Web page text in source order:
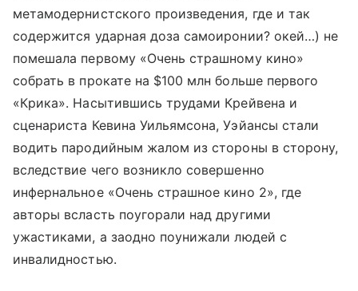
метамодернистского произведения, где и так
содержится ударная доза самоиронии? окей…) не
помешала первому «Очень страшному кино»
собрать в прокате на $100 млн больше первого
«Крика». Насытившись трудами Крейвена и
сценариста Кевина Уильямсона, Уэйансы стали
водить пародийным жалом из стороны в сторону,
вследствие чего возникло совершенно
инфернальное «Очень страшное кино 2», где
авторы всласть поугорали над другими
ужастиками, а заодно поунижали людей с
инвалидностью.